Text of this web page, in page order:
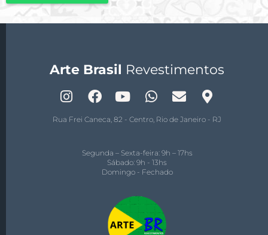
Arte Brasil Revestimentos
Rua Frei Caneca, 82 - Centro, Rio de Janeiro - RJ
Segunda – Sexta-feira: 9h – 17hs
Sábado: 9h - 13hs
Domingo - Fechado